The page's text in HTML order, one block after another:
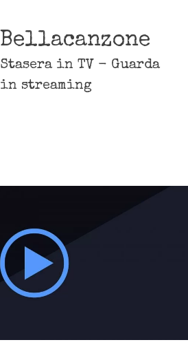
Bellacanzone
Stasera in TV - Guarda
in streaming